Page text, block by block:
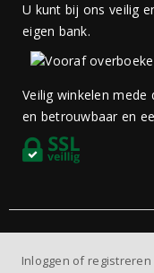
U kunt bij ons veilig
eigen bank.
Veilig winkelen mede
en betrouwbaar en
Inloggen of registreren